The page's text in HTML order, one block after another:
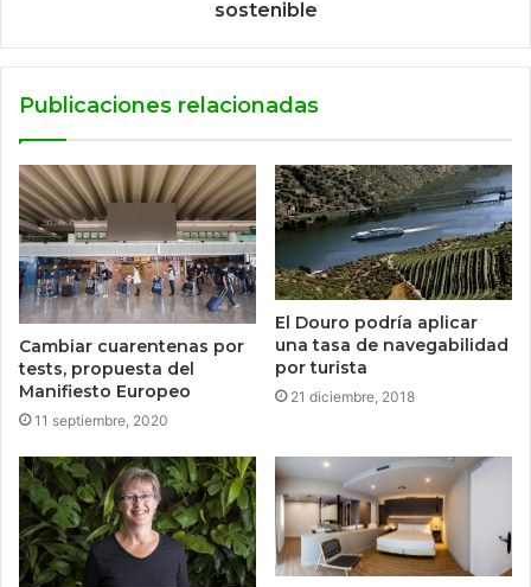
sostenible
Publicaciones relacionadas
Cambiar cuarentenas por
tests, propuesta del
Manifiesto Europeo
11 septiembre, 2020
El Douro podría aplicar
una tasa de navegabilidad
por turista
21 diciembre, 2018